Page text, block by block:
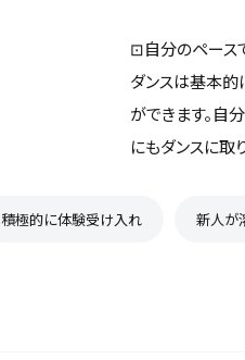
⊡自分のペース
ダンスは基本
ができます。自
にもダンスに取
積極的に体験受け入れ 新人が